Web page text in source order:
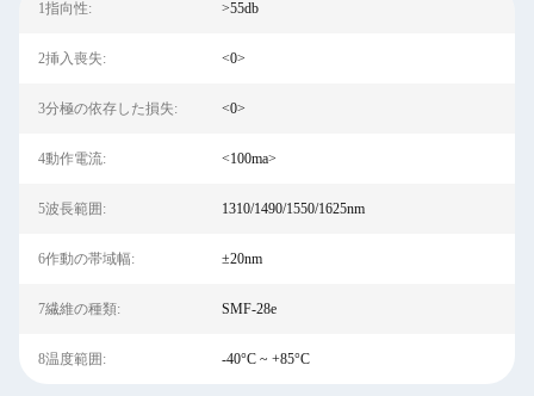
1指向性: >55db
2挿入喪失: <0>
3分極の依存した損失: <0>
4動作電流: <100ma>
5波長範囲: 1310/1490/1550/1625nm
6作動の帯域幅: ±20nm
7繊維の種類: SMF-28e
8温度範囲: -40°C ~ +85°C